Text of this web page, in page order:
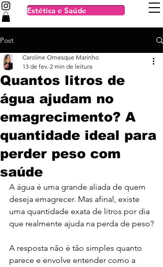
Estética e Saúde
Post
Quantos litros de
água ajudam no
emagrecimento? A
quantidade ideal para
perder peso com
saúde
Caroline Ornesque Marinho
13 de fev. 2 min de leitura
A água é uma grande aliada de quem
deseja emagrecer. Mas afinal, existe
uma quantidade exata de litros por dia
que realmente ajuda na perda de peso?
A resposta não é tão simples quanto
parece e envolve entender como a